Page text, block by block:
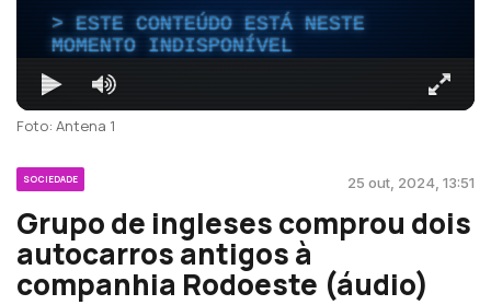
ESTE CONTEÚDO ESTÁ NESTE
MOMENTO INDISPONÍVEL
Foto: Antena 1
SOCIEDADE 25 out, 2024, 13:51
Grupo de ingleses comprou dois
autocarros antigos à
companhia Rodoeste (áudio)